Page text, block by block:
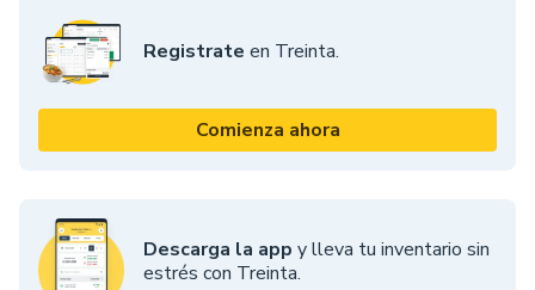
Registrate en Treinta.
Comienza ahora
Descarga la app y lleva tu inventario sin
estrés con Treinta.